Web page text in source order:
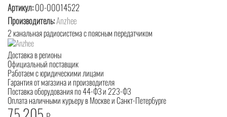
Артикул:00-00014522
Производитель:Anzhee
2 канальная радиосистема с поясным передатчиком
Доставка в регионы
Официальный поставщик
Работаем с юридическими лицами
Гарантия от магазина и производителя
Поставка оборудования по 44-ФЗ и 223-ФЗ
Оплата наличными курьеру в Москве и Санкт-Петербурге